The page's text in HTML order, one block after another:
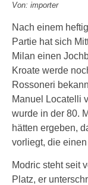
Von: importer
Nach einem
Partie hat sich
Milan einen
Kroate werde
Rossoneri
Manuel Locatelli
wurde in der 80.
hätten ergeben,
vorliegt, die
Modric steht seit
Platz, er